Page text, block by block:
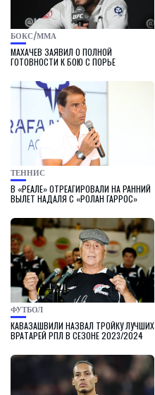
БОКС/ММА
МАХАЧЕВ ЗАЯВИЛ О ПОЛНОЙ
ГОТОВНОСТИ К БОЮ С ПОРЬЕ
ТЕННИС
В «РЕАЛЕ» ОТРЕАГИРОВАЛИ НА РАННИЙ
ВЫЛЕТ НАДАЛЯ С «РОЛАН ГАРРОС»
ФУТБОЛ
КАВАЗАШВИЛИ НАЗВАЛ ТРОЙКУ ЛУЧШИХ
ВРАТАРЕЙ РПЛ В СЕЗОНЕ 2023/2024